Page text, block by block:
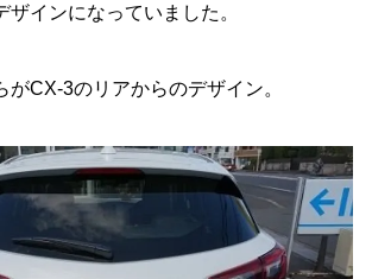
ザインになっていました。
がCX-3のリアからのデザイン。